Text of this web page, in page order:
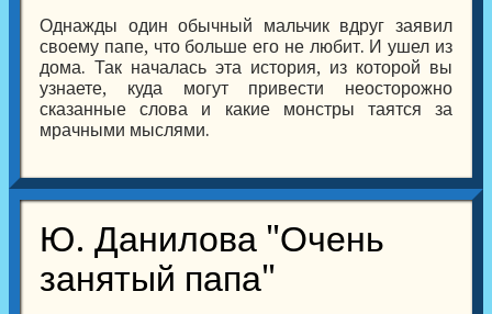
Однажды один обычный мальчик вдруг заявил
своему папе, что больше его не любит. И ушел из
дома. Так началась эта история, из которой вы
узнаете, куда могут привести неосторожно
сказанные слова и какие монстры таятся за
мрачными мыслями.
Ю. Данилова "Очень
занятый папа"